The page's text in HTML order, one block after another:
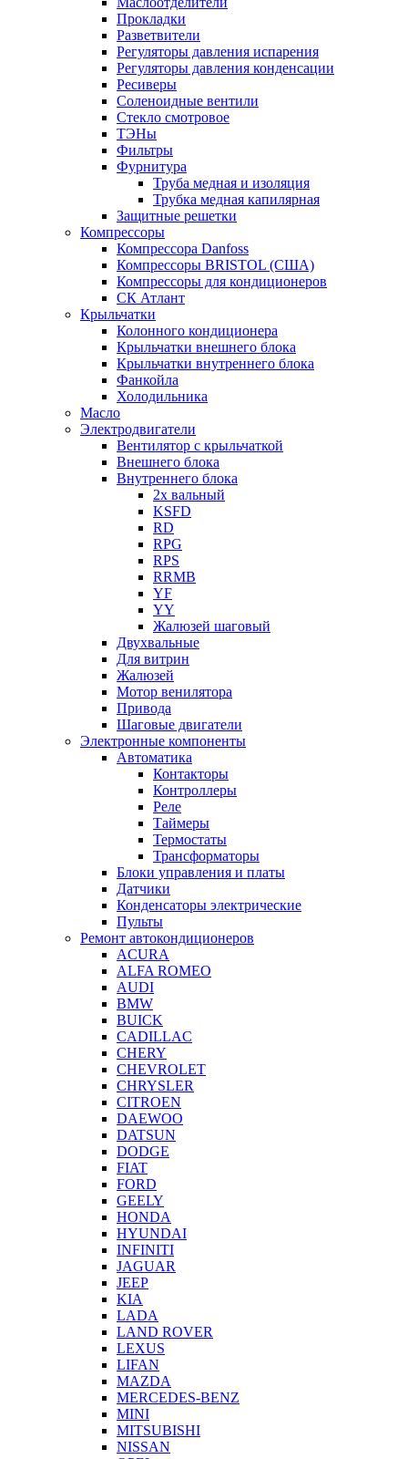
Прокладки
Разветвители
Регуляторы давления испарения
Регуляторы давления конденсации
Ресиверы
Соленоидные вентили
Стекло смотровое
ТЭНы
Фильтры
Фурнитура
Труба медная и изоляция
Трубка медная капилярная
Защитные решетки
Компрессоры
Компрессора Danfoss
Компрессоры BRISTOL (США)
Компрессоры для кондиционеров
СК Атлант
Крыльчатки
Колонного кондиционера
Крыльчатки внешнего блока
Крыльчатки внутреннего блока
Фанкойла
Холодильника
Масло
Электродвигатели
Вентилятор с крыльчаткой
Внешнего блока
Внутреннего блока
2х вальный
KSFD
RD
RPG
RPS
RRMB
YF
YY
Жалюзей шаговый
Двухвальные
Для витрин
Жалюзей
Мотор венилятора
Привода
Шаговые двигатели
Электронные компоненты
Автоматика
Контакторы
Контроллеры
Реле
Таймеры
Термостаты
Трансформаторы
Блоки управления и платы
Датчики
Конденсаторы электрические
Пульты
Ремонт автокондиционеров
ACURA
ALFA ROMEO
AUDI
BMW
BUICK
CADILLAC
CHERY
CHEVROLET
CHRYSLER
CITROEN
DAEWOO
DATSUN
DODGE
FIAT
FORD
GEELY
HONDA
HYUNDAI
INFINITI
JAGUAR
JEEP
KIA
LADA
LAND ROVER
LEXUS
LIFAN
MAZDA
MERCEDES-BENZ
MINI
MITSUBISHI
NISSAN